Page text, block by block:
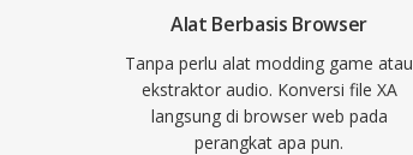
basis perangkatAlat Berbasis Browser
Tanpa perlu alat modding game atau
ekstraktor audio. Konversi file XA
langsung di browser web pada
perangkat apa pun.